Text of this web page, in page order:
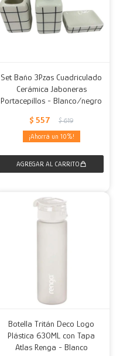
Set Baño 3Pzas Cuadriculado
Cerámica Jaboneras
Portacepillos - Blanco/negro
$ 557 $ 619
10
Botella Tritán Deco Logo
Plástica 630ML con Tapa
Atlas Renga - Blanco